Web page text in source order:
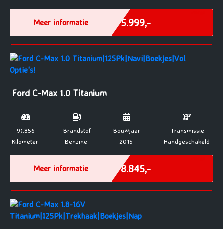
Meer informatie € 5.999,-
Ford C-Max 1.0 Titanium
91.856
Kilometer
Brandstof
Benzine
Bouwjaar
2015
Transmissie
Handgeschakeld
Meer informatie € 8.845,-